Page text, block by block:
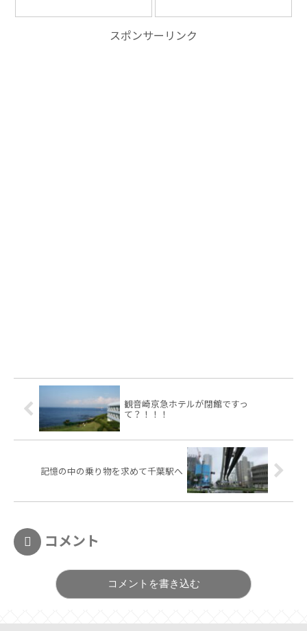
スポンサーリンク
観音崎京急ホテルが閉館ですっ
て？！！！
記憶の中の乗り物を求めて千葉駅へ
コメント
コメントを書き込む